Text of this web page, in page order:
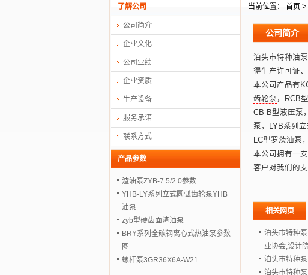
当前位置： 首页 >
公司简介
泊头市特种油
得生产许可证
本公司产品有
齿轮泵 ，RCB型
CB-B型液压泵，
泵 ，LYB系列
LC型罗茨油泵，
本公司拥有一
客户对我们的支
相关网页
泊头市特种
业协会,设计
泊头市特种
泊头市特种
了解公司
公司简介
企业文化
公司业绩
企业资质
生产设备
服务承诺
联系方式
产品参数
渣油泵ZYB-7.5/2.0参数
YHB-LY系列立式圆弧齿轮泵YHB
油泵
zyb型硬齿面渣油泵
BRY系列全碳钢离心式热油泵参数
图
螺杆泵3GR36X6A-W21